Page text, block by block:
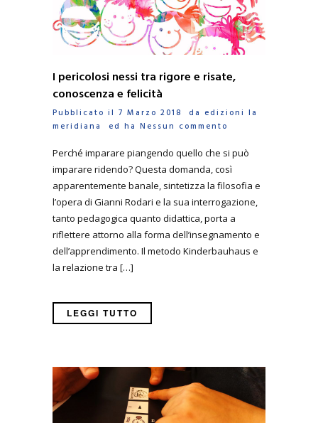
I pericolosi nessi tra rigore e risate,
conoscenza e felicità
Pubblicato il 7 Marzo 2018 da edizioni la
meridiana
ed ha Nessun commento
Perché imparare piangendo quello che si può
imparare ridendo? Questa domanda, così
apparentemente banale, sintetizza la filosofia e
l’opera di Gianni Rodari e la sua interrogazione,
tanto pedagogica quanto didattica, porta a
riflettere attorno alla forma dell’insegnamento e
dell’apprendimento. Il metodo Kinderbauhaus e
la relazione tra […]
LEGGI TUTTO